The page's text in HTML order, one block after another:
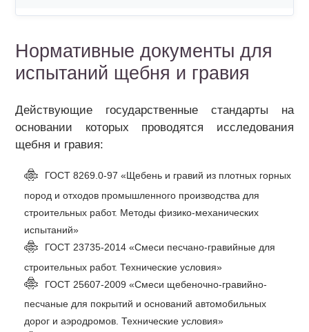
Нормативные документы для
испытаний щебня и гравия
Действующие государственные стандарты на
основании которых проводятся исследования
щебня и гравия:
ГОСТ 8269.0-97 «Щебень и гравий из плотных горных
пород и отходов промышленного производства для
строительных работ. Методы физико-механических
испытаний»
ГОСТ 23735-2014 «Смеси песчано-гравийные для
строительных работ. Технические условия»
ГОСТ 25607-2009 «Смеси щебеночно-гравийно-
песчаные для покрытий и оснований автомобильных
дорог и аэродромов. Технические условия»